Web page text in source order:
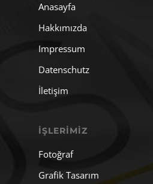
Anasayfa
Hakkımızda
Impressum
Datenschutz
İletişim
İŞLERIMIZ
Fotoğraf
Grafik Tasarım